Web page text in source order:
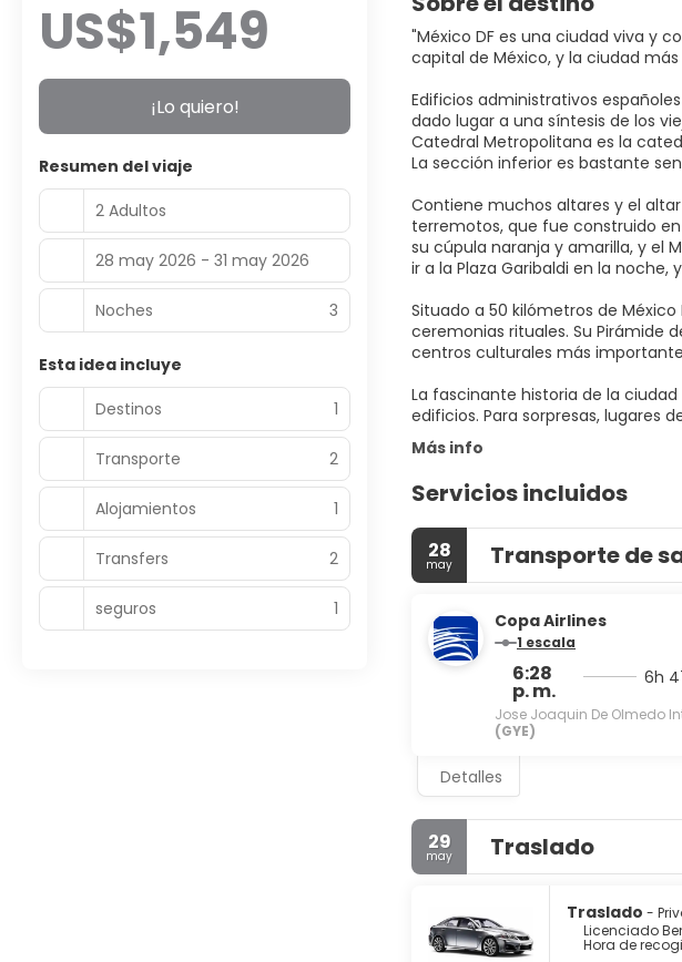
"México DF es una ciudad viva y
capital de México, y la ciudad
Edificios administrativos
dado lugar a una síntesis de los
Catedral Metropolitana es la
La sección inferior es bastante
Contiene muchos altares y el
terremotos, que fue construido
su cúpula naranja y amarilla, y el
ir a la Plaza Garibaldi en la
Situado a 50 kilómetros de
ceremonias rituales. Su Pirámide
centros culturales más
La fascinante historia de la
Más info
Servicios incluidos
28
may Transporte de
Copa Airlines
1 escala
6:28
p. m.
Jose Joaquin De Olmedo
(GYE)
6h
Detalles
29
may Traslado
Traslado -
Licenciado
Hora de
US$1,549
¡Lo quiero!
Resumen del viaje
2 Adultos
28 may 2026 - 31 may 2026
Noches 3
Esta idea incluye
Destinos
1
Transporte 2
Alojamientos 1
Transfers 2
seguros 1